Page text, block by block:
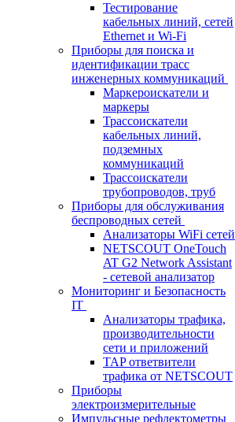
Тестирование
кабельных линий, сетей
Ethernet и Wi-Fi
Приборы для поиска и
идентификации трасс
инженерных коммуникаций
Маркероискатели и
маркеры
Трассоискатели
кабельных линий,
подземных
коммуникаций
Трассоискатели
трубопроводов, труб
Приборы для обслуживания
беспроводных сетей
Анализаторы WiFi сетей
NETSCOUT OneTouch
AT G2 Network Assistant
- сетевой анализатор
Мониторинг и Безопасность
IT
Анализаторы трафика,
производительности
сети и приложений
TAP ответвители
трафика от NETSCOUT
Приборы
электроизмерительные
Импульсные рефлектометры